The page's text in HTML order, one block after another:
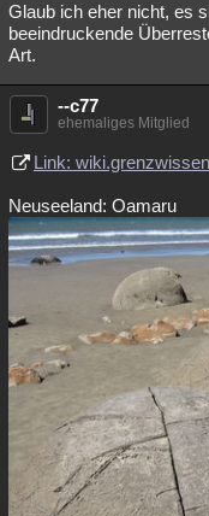
Glaub ich eher nicht, es
beeindruckende
Art.
--c77
ehemaliges Mitglied
Link:
Neuseeland: Oamaru